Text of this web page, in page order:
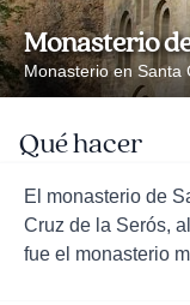
Monasterio
Monasterio en Santa
Qué hacer
El monasterio de
Cruz de la Serós,
fue el monasterio